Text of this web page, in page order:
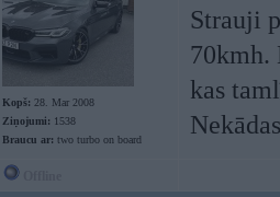
Kopš: 28. Mar 2008
Ziņojumi: 1538
Braucu ar: two turbo on board
Strauji
70kmh.
kas